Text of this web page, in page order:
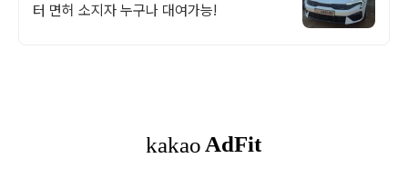
터 면허 소지자 누구나 대여가능!